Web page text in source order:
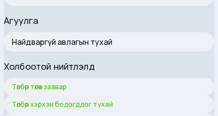
Агуулга
Найдваргүй авлагын тухай
Холбоотой нийтлэлүүд
Төлбөр төлөх заавар
Төлбөр хэрхэн бодогддог тухай